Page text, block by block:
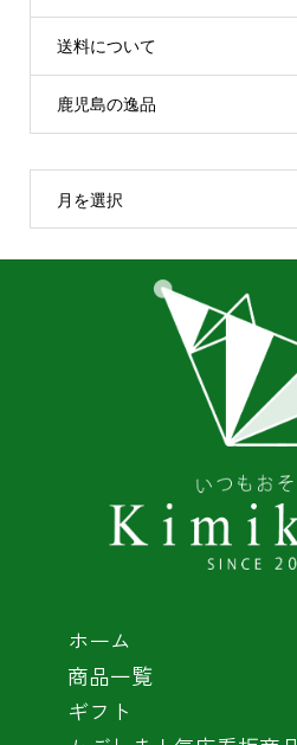
送料について
鹿児島の逸品
月を選択
ホーム
商品一覧
ギフト